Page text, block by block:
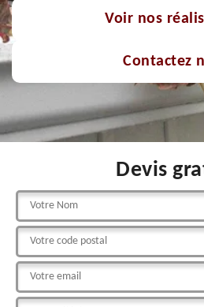
Voir nos
Contactez
Devis